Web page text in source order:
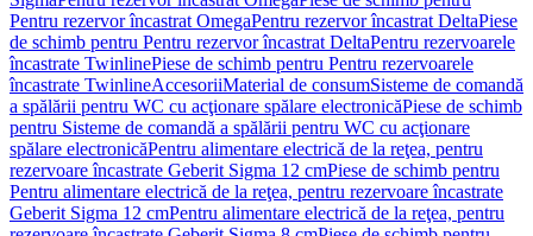
Pentru rezervor încastrat OmegaPentru rezervor încastrat DeltaPiese
de schimb pentru Pentru rezervor încastrat DeltaPentru rezervoarele
încastrate TwinlinePiese de schimb pentru Pentru rezervoarele
încastrate TwinlineAccesoriiMaterial de consumSisteme de comandă
a spălării pentru WC cu acţionare spălare electronicăPiese de schimb
pentru Sisteme de comandă a spălării pentru WC cu acţionare
spălare electronicăPentru alimentare electrică de la reţea, pentru
rezervoare încastrate Geberit Sigma 12 cmPiese de schimb pentru
Pentru alimentare electrică de la reţea, pentru rezervoare încastrate
Geberit Sigma 12 cmPentru alimentare electrică de la reţea, pentru